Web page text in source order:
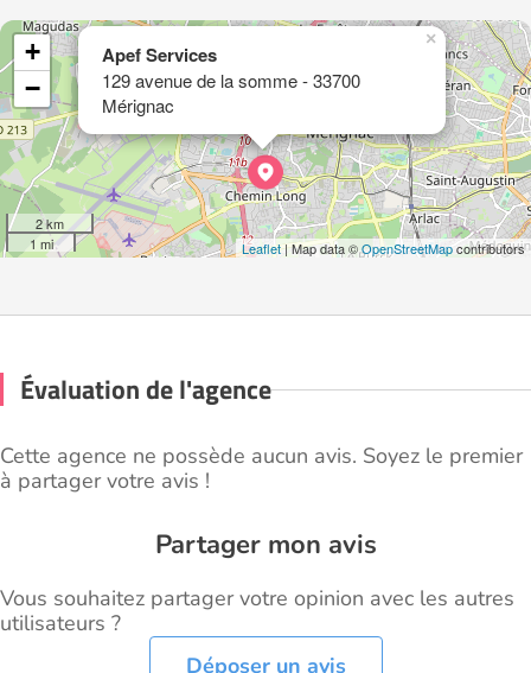
Apef Services
129 avenue de la somme - 33700
Mérignac
×
+
−
2 km
1 mi
Leaflet| Map data ©OpenStreetMapcontributors
Évaluation de l'agence
Cette agence ne possède aucun avis. Soyez le premier
à partager votre avis !
Partager mon avis
Vous souhaitez partager votre opinion avec les autres
utilisateurs ?
Déposer un avis